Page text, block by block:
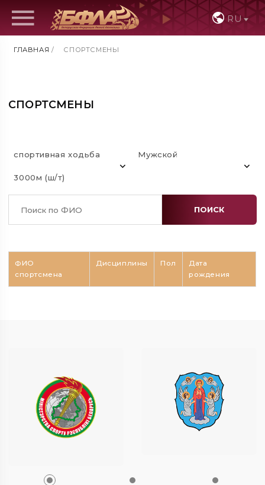
RU
ГЛАВНАЯ / СПОРТСМЕНЫ
СПОРТСМЕНЫ
спортивная ходьба
3000м (ш/т)
Мужской
ПОИСК
ФИО
спортсмена
Дисциплины Пол
Дата
рождения